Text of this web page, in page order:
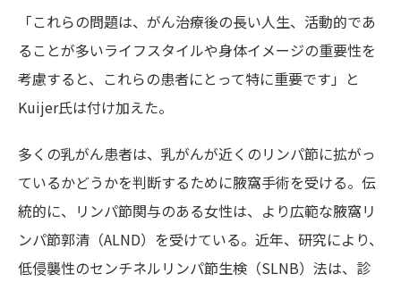
「これらの問題は、がん治療後の長い人生、活動的であ
ることが多いライフスタイルや身体イメージの重要性を
考慮すると、これらの患者にとって特に重要です」と
Kuijer氏は付け加えた。
多くの乳がん患者は、乳がんが近くのリンパ節に拡がっ
ているかどうかを判断するために腋窩手術を受ける。伝
統的に、リンパ節関与のある女性は、より広範な腋窩リ
ンパ節郭清（ALND）を受けている。近年、研究により、
低侵襲性のセンチネルリンパ節生検（SLNB）法は、診